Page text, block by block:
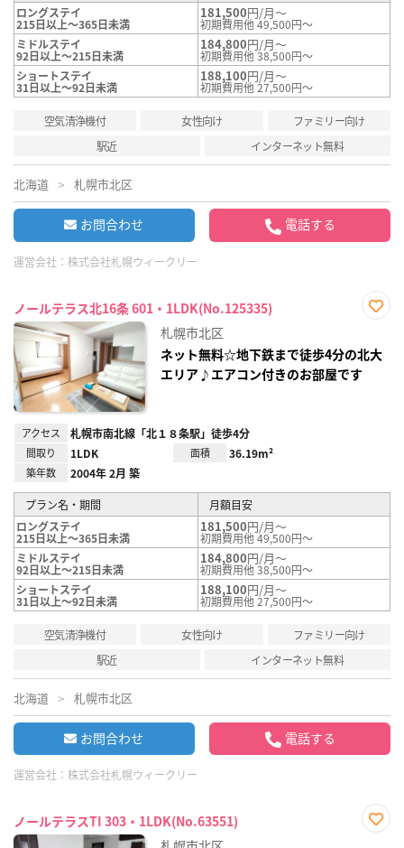
ロングステイ
215日以上～365日未満
181,500円/月～
初期費用他 49,500円～
ミドルステイ
92日以上～215日未満
184,800円/月～
初期費用他 38,500円～
ショートステイ
31日以上～92日未満
188,100円/月～
初期費用他 27,500円～
空気清浄機付 女性向け
ファミリー向け
駅近
インターネット無料
北海道 札幌市北区
お問合わせ 電話する
運営会社： 株式会社札幌ウィークリー
ノールテラス北16条 601・1LDK(No.125335)
り登
録
札幌市北区
ネット無料☆地下鉄まで徒歩4分の北大
エリア♪エアコン付きのお部屋です
アクセス 札幌市南北線「北１８条駅」徒歩4分
間取り 1LDK 面積 36.19m²
築年数 2004年 2月 築
プラン名・期間
月額目安
ロングステイ
215日以上～365日未満
181,500円/月～
初期費用他 49,500円～
ミドルステイ
92日以上～215日未満
184,800円/月～
初期費用他 38,500円～
ショートステイ
31日以上～92日未満
188,100円/月～
初期費用他 27,500円～
空気清浄機付 女性向け
ファミリー向け
駅近
インターネット無料
北海道 札幌市北区
お問合わせ 電話する
運営会社： 株式会社札幌ウィークリー
ノールテラスTI 303・1LDK(No.63551)